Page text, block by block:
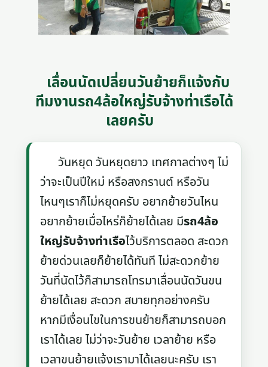
เลื่อนนัดเปลี่ยนวันย้ายก็แจ้งกับ
ทีมงานรถ4ล้อใหญ่รับจ้างท่าเรือได้
เลยครับ
วันหยุด วันหยุดยาว เทศกาลต่างๆ ไม่
ว่าจะเป็นปีใหม่ หรือสงกรานต์ หรือวัน
ไหนๆเราก็ไม่หยุดครับ อยากย้ายวันไหน
อยากย้ายเมื่อไหร่ก็ย้ายได้เลย มีรถ4ล้อ
ใหญ่รับจ้างท่าเรือไว้บริการตลอด สะดวก
ย้ายด่วนเลยก็ย้ายได้ทันที ไม่สะดวกย้าย
วันที่นัดไว้ก็สามารถโทรมาเลื่อนนัดวันขน
ย้ายได้เลย สะดวก สบายทุกอย่างครับ
หากมีเงื่อนไขในการขนย้ายก็สามารถบอก
เราได้เลย ไม่ว่าจะวันย้าย เวลาย้าย หรือ
เวลาขนย้ายแจ้งเรามาได้เลยนะครับ เรา